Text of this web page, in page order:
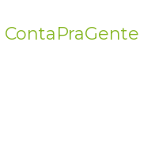
ContaPraGente